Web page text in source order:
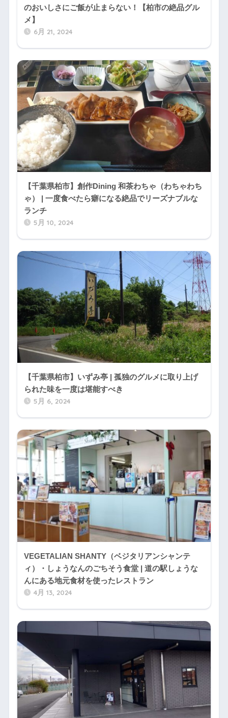
のおいしさにご飯が止まらない！【柏市の絶品グル
メ】
6月 21, 2024
【千葉県柏市】創作Dining 和茶わちゃ（わちゃわち
ゃ） | 一度食べたら癖になる絶品でリーズナブルな
ランチ
5月 10, 2024
【千葉県柏市】いずみ亭 | 孤独のグルメに取り上げ
られた味を一度は堪能すべき
5月 6, 2024
VEGETALIAN SHANTY（ベジタリアンシャンテ
ィ）・しょうなんのごちそう食堂 | 道の駅しょうな
んにある地元食材を使ったレストラン
4月 13, 2024